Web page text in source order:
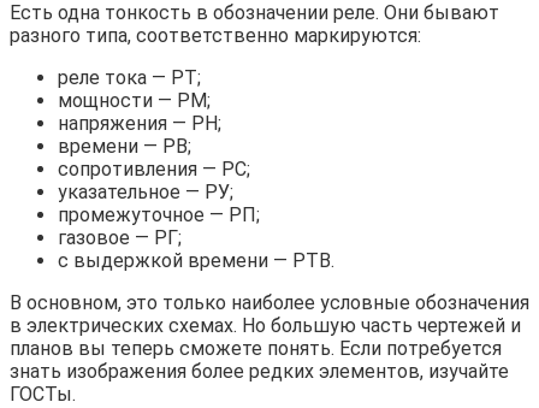
Есть одна тонкость в обозначении реле. Они бывают
разного типа, соответственно маркируются:
реле тока — РТ;
мощности — РМ;
напряжения — РН;
времени — РВ;
сопротивления — РС;
указательное — РУ;
промежуточное — РП;
газовое — РГ;
с выдержкой времени — РТВ.
В основном, это только наиболее условные обозначения
в электрических схемах. Но большую часть чертежей и
планов вы теперь сможете понять. Если потребуется
знать изображения более редких элементов, изучайте
ГОСТы.